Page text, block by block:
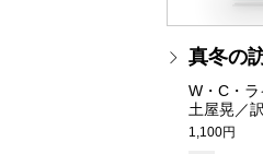
真冬の
W・C・ラ
土屋晃／訳
1,100円